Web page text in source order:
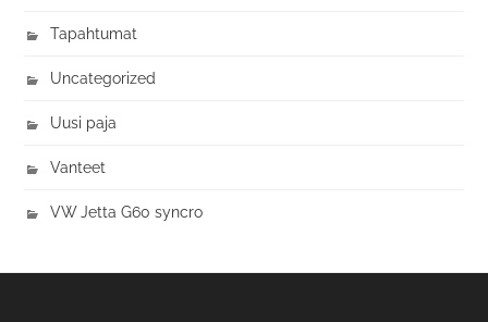
Tapahtumat
Uncategorized
Uusi paja
Vanteet
VW Jetta G60 syncro